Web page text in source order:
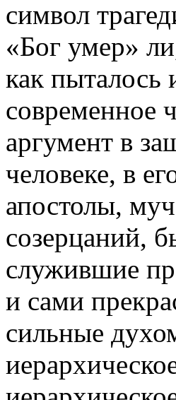
символ
«Бог умер»
как пыталось
современное
аргумент в
человеке, в
апостолы,
созерцаний,
служившие
и сами
сильные